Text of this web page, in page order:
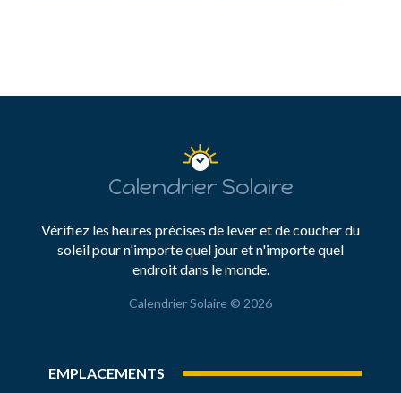
Calendrier Solaire
Vérifiez les heures précises de lever et de coucher du
soleil pour n'importe quel jour et n'importe quel
endroit dans le monde.
Calendrier Solaire © 2026
EMPLACEMENTS